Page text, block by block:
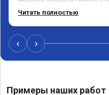
топлива радует. Делал
Читать полностью
‹ ›
Примеры наших работ